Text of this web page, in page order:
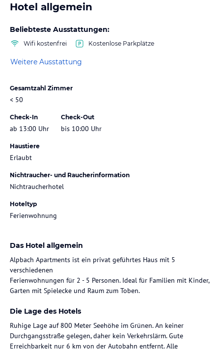
Hotel allgemein
Beliebteste Ausstattungen:
Wifi kostenfrei Kostenlose Parkplätze
Weitere Ausstattung
Gesamtzahl Zimmer
< 50
Check-In
ab 13:00 Uhr
Check-Out
bis 10:00 Uhr
Haustiere
Erlaubt
Nichtraucher- und Raucherinformation
Nichtraucherhotel
Hoteltyp
Ferienwohnung
Das Hotel allgemein
Alpbach Apartments ist ein privat geführtes Haus mit 5
verschiedenen
Ferienwohnungen für 2 - 5 Personen. Ideal für Familien mit Kinder,
Garten mit Spielecke und Raum zum Toben.
Die Lage des Hotels
Ruhige Lage auf 800 Meter Seehöhe im Grünen. An keiner
Durchgangsstraße gelegen, daher kein Verkehrslärm. Gute
Erreichbarkeit nur 6 km von der Autobahn entfernt. Alle